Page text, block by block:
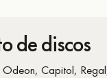
de discos
Odeon, Capitol,